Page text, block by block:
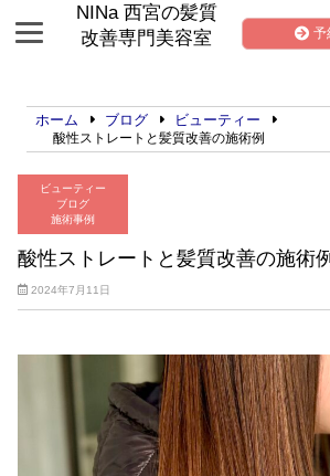
NINa 西宮の髪質
改善専門美容室
予
ホーム ブログ ビューティー
酸性ストレートと髪質改善の施術例
ビューティー
ブログ
施術事例
酸性ストレートと髪質改善の施術例
2024年7月11日